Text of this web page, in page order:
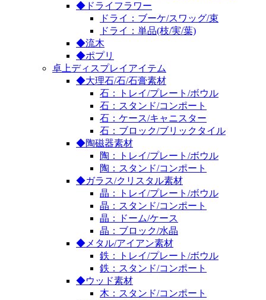
◆ドライフラワー
ドライ：ブーケ/スワッグ/束
ドライ：単品(枝/実/葉)
◆流木
◆ポプリ
卓上ディスプレイアイテム
◆大理石/石/石膏素材
石：トレイ/プレート/ボウル
石：スタンド/コンポート
石：ケース/キャニスター
石：ブロック/ブリックタイル
◆陶磁器素材
陶：トレイ/プレート/ボウル
陶：スタンド/コンポート
◆ガラス/クリスタル素材
晶：トレイ/プレート/ボウル
晶：スタンド/コンポート
晶：ドーム/ケース
晶：ブロック/水晶
◆メタル/アイアン素材
鉄：トレイ/プレート/ボウル
鉄：スタンド/コンポート
◆ウッド素材
木：スタンド/コンポート